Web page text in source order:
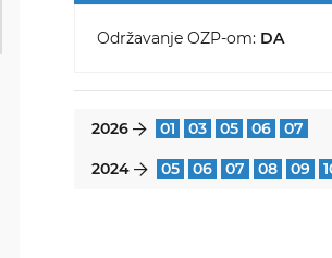
Održavanje OZP-om: DA
2026 } 01 03 05 06 07
2024 } 05 06 07 08 09